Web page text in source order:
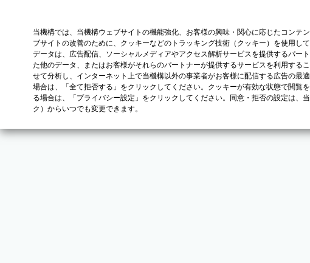
当機構では、当機構ウェブサイトの機能強化、お客様の興味・関心に応じたコン
ブサイトの改善のために、クッキーなどのトラッキング技術（クッキー）を使用
データは、広告配信、ソーシャルメディアやアクセス解析サービスを提供するパー
た他のデータ、またはお客様がそれらのパートナーが提供するサービスを利用す
せて分析し、インターネット上で当機構以外の事業者がお客様に配信する広告の
場合は、「全て拒否する」をクリックしてください。クッキーが有効な状態で閲
る場合は、「プライバシー設定」をクリックしてください。同意・拒否の設定は、
ク）からいつでも変更できます。